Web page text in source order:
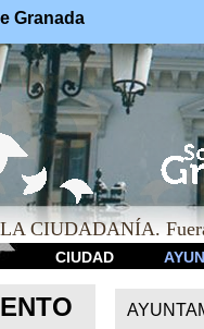
Granada
CIUDADANÍA.
CIUDAD